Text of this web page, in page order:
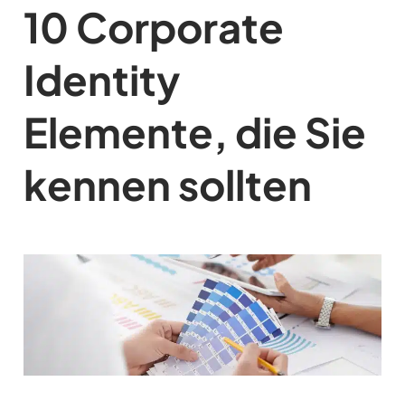
10 Corporate
Identity
Elemente, die Sie
kennen sollten